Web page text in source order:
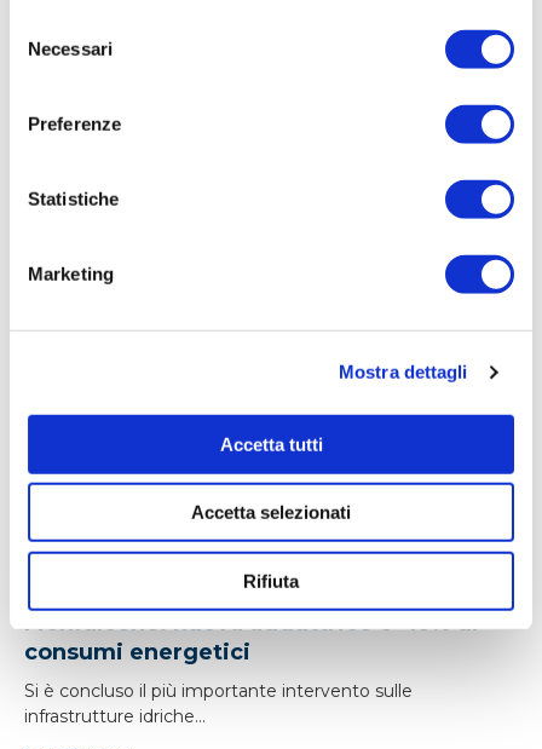
delNecessari
Preferenze
Statistiche
Marketing
Mostra dettagli
Accetta tutti
Accetta selezionati
Rifiuta
Irisacqua risponde a Femca Cisl: rilievi
infondati e contraddetti dai...
confronti...
Monfalcone: nuova adduttrice e -16% di
consumi energetici
Si è concluso il più importante intervento sulle
infrastrutture idriche...